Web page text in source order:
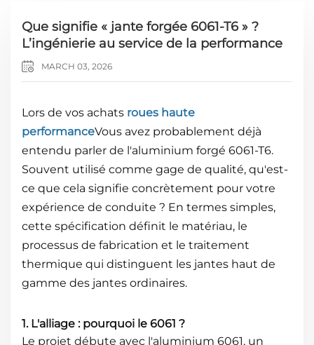
Que signifie « jante forgée 6061-T6 » ?
L’ingénierie au service de la performance
MARCH 03, 2026
Lors de vos achats roues haute
performanceVous avez probablement déjà
entendu parler de l'aluminium forgé 6061-T6.
Souvent utilisé comme gage de qualité, qu'est-
ce que cela signifie concrètement pour votre
expérience de conduite ? En termes simples,
cette spécification définit le matériau, le
processus de fabrication et le traitement
thermique qui distinguent les jantes haut de
gamme des jantes ordinaires.
1. L'alliage : pourquoi le 6061 ?
Le projet débute avec l'aluminium 6061, un